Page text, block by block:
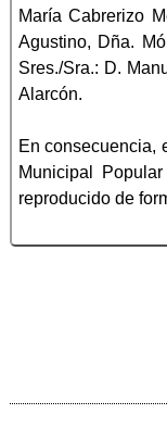
María Cabrerizo
Agustino, Dña.
Sres./Sra.: D.
Alarcón.
En consecuencia,
Municipal
reproducido de